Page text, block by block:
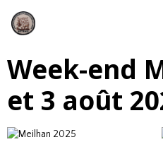
Week-end
et 3 août